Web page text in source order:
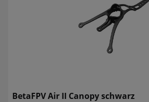
BetaFPV Air II Canopy schwarz